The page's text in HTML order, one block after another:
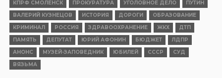
КПРФ СМОЛЕНСК
ПРОКУРАТУРА УГОЛОВНОЕ ДЕЛО
ПУТИН
ВАЛЕРИЙ КУЗНЕЦОВ
ИСТОРИЯ ДОРОГИ
ОБРАЗОВАНИЕ
КРИМИНАЛ
РОССИЯ ЗДРАВООХРАНЕНИЕ ЖКХ
ДТП
ПАМЯТЬ
ДЕПУТАТ ЮРИЙ АФОНИН БЮДЖЕТ
ЛДПР
АНОНС
МУЗЕЙ-ЗАПОВЕДНИК ЮБИЛЕЙ СССР
СУД
ВЯЗЬМА